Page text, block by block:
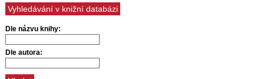
Vyhledávání v knižní databázi
Dle názvu knihy:
Dle autora: